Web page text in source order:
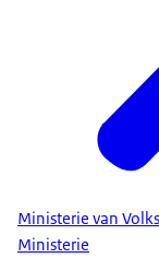
Ministerie van
Ministerie